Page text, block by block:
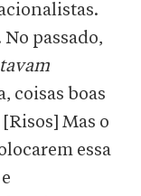
passado,
coisas boas
Mas o
essa